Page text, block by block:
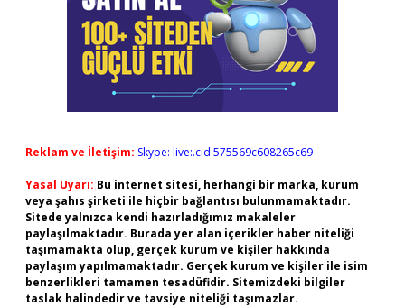
Reklam ve İletişim: Skype: live:.cid.575569c608265c69
Yasal Uyarı: Bu internet sitesi, herhangi bir marka, kurum
veya şahıs şirketi ile hiçbir bağlantısı bulunmamaktadır.
Sitede yalnızca kendi hazırladığımız makaleler
paylaşılmaktadır. Burada yer alan içerikler haber niteliği
taşımamakta olup, gerçek kurum ve kişiler hakkında
paylaşım yapılmamaktadır. Gerçek kurum ve kişiler ile isim
benzerlikleri tamamen tesadüfidir. Sitemizdeki bilgiler
taslak halindedir ve tavsiye niteliği taşımazlar.